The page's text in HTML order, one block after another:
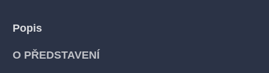
Popis
O PŘEDSTAVENÍ